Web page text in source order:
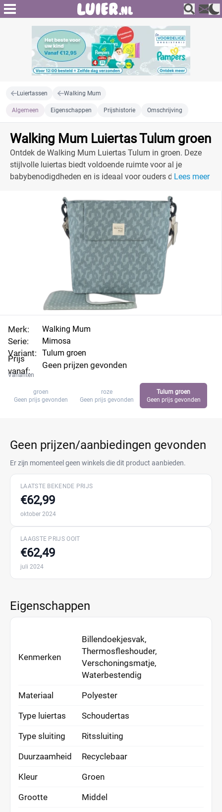
Luiertassen Walking Mum
Algemeen Eigenschappen Prijshistorie Omschrijving
Walking Mum Luiertas Tulum groen
Ontdek de Walking Mum Luiertas Tulum in groen. Deze
stijlvolle luiertas biedt voldoende ruimte voor al je
babybenodigdheden en is ideaal voor ouders die op pad
Lees meer
Merk:
Serie:
Variant:
Prijs
vanaf:
Walking Mum
Mimosa
Tulum groen
Geen prijzen gevonden
Varianten
groen
Geen prijs gevonden
roze
Geen prijs gevonden
Tulum groen
Geen prijs gevonden
Geen prijzen/aanbiedingen gevonden
Er zijn momenteel geen winkels die dit product aanbieden.
LAATSTE BEKENDE PRIJS
€62,99
oktober 2024
LAAGSTE PRIJS OOIT
€62,49
juli 2024
Eigenschappen
Kenmerken
Billendoekjesvak,
Thermosfleshouder,
Verschoningsmatje,
Waterbestendig
Materiaal Polyester
Type luiertas Schoudertas
Type sluiting Ritssluiting
Duurzaamheid Recyclebaar
Kleur Groen
Grootte Middel